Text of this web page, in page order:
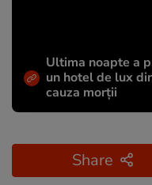
Ultima noapte a
un hotel de lux
cauza morții
Share